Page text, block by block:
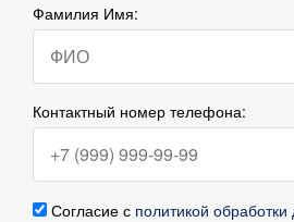
Фамилия Имя:
Контактный номер телефона:
Согласие с политикой